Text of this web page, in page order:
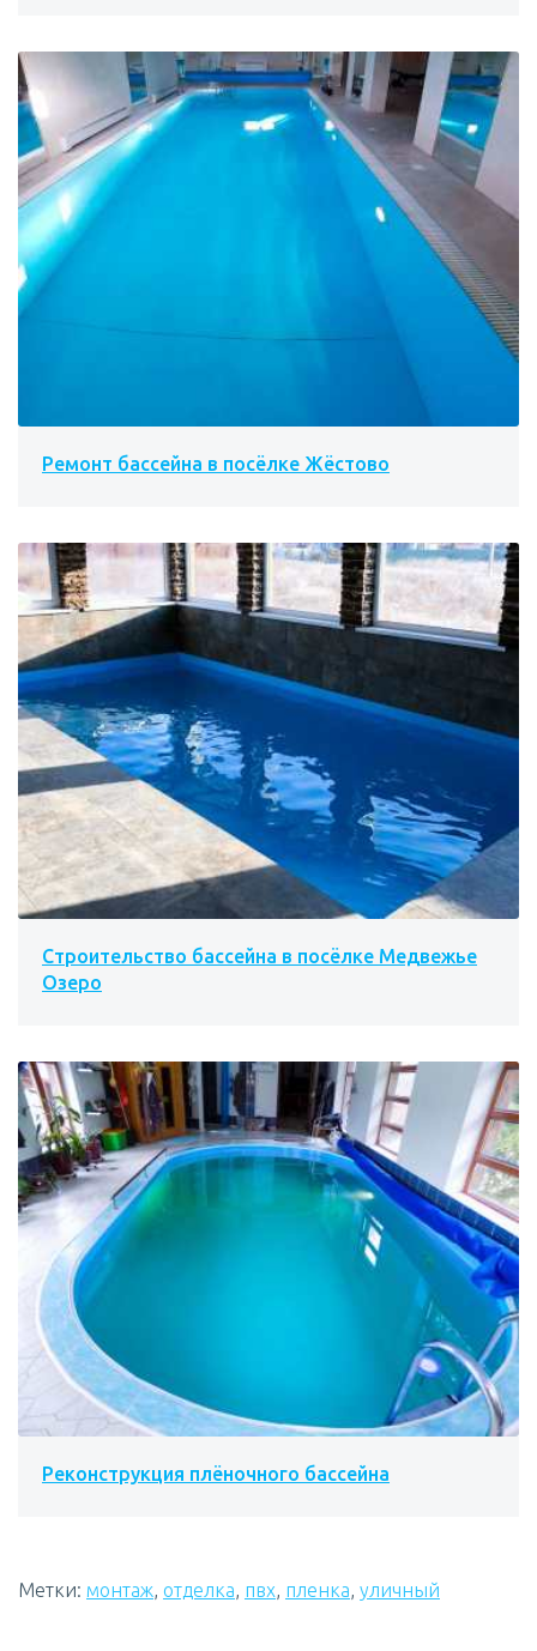
Ремонт бассейна в посёлке Жёстово
Строительство бассейна в посёлке Медвежье
Озеро
Реконструкция плёночного бассейна
Метки: монтаж, отделка, пвх, пленка, уличный